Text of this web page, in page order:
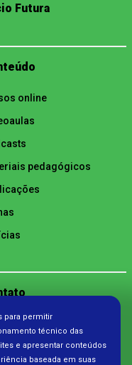
Futura
online
pedagógicos
de Privacidade
para permitir
técnico das
e apresentar conteúdos
baseada em suas